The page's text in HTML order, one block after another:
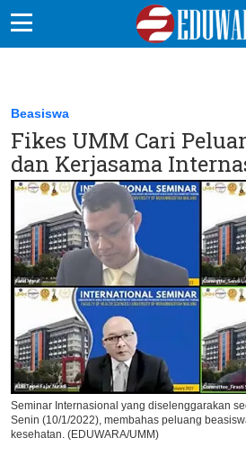
Sekolah Kita
Vokasi
Kampus
Sains
EduDana
Ikuti Kami di:
Beasiswa
Fikes UMM Cari
dan Kerjasama
Seminar Internasional yang diselenggarakan
Senin (10/1/2022), membahas peluang
kesehatan. (EDUWARA/UMM)